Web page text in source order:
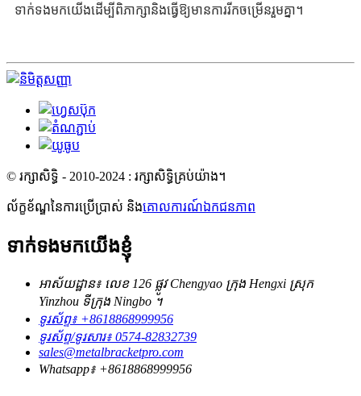
ទាក់ទង​មក​យើង​ដើម្បី​ពិភាក្សា​និង​ធ្វើ​ឱ្យ​មាន​ការ​រីក​ចម្រើន​រួម​គ្នា​។
© រក្សាសិទ្ធិ - 2010-2024 : រក្សាសិទ្ធិគ្រប់យ៉ាង។
ល័ក្ខខ័ណ្ឌនៃការប្រើប្រាស់ និងគោលការណ៍ឯកជនភាព
ទាក់ទងមកយើងខ្ញុំ
អាស័យដ្ឋាន៖ លេខ 126 ផ្លូវ Chengyao ក្រុង Hengxi ស្រុក
Yinzhou ទីក្រុង Ningbo ។
ទូរស័ព្ទ៖ +8618868999956
ទូរស័ព្ទ/ទូរសារ៖ 0574-82832739
sales@metalbracketpro.com
Whatsapp៖ +8618868999956